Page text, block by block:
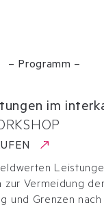
– Programm –
im
zur Vermeidung der
und Grenzen